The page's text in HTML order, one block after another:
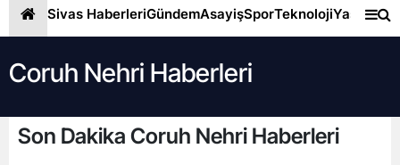
Sivas HaberleriGündemAsayişSporTeknolojiYaşam
Coruh Nehri Haberleri
Son Dakika Coruh Nehri Haberleri